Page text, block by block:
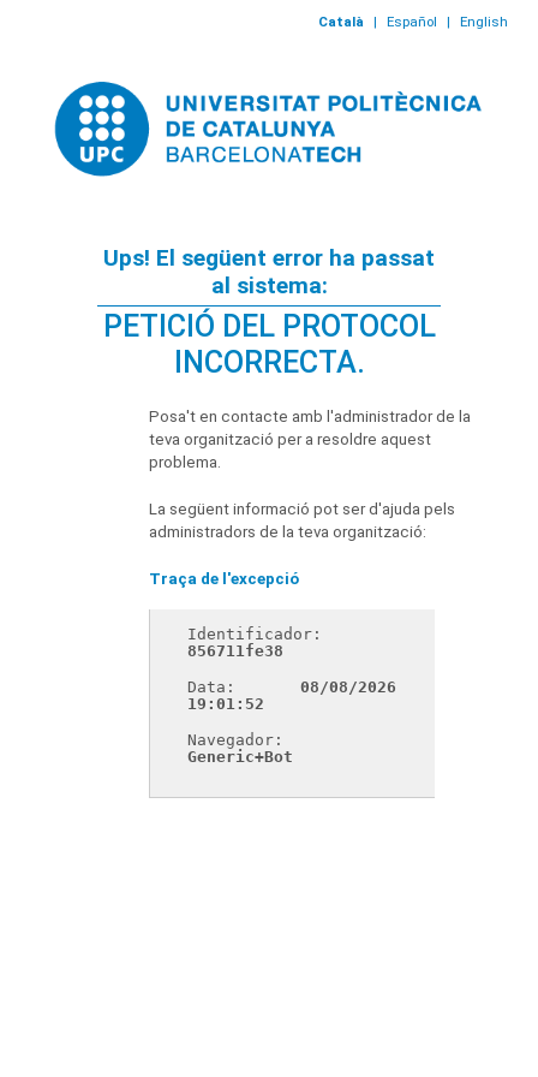
Català | Español | English
Ups! El següent error ha passat
al sistema:
PETICIÓ DEL PROTOCOL
INCORRECTA.
Posa't en contacte amb l'administrador de la
teva organització per a resoldre aquest
problema.
La següent informació pot ser d'ajuda pels
administradors de la teva organització:
Traça de l'excepció
856711fe38
Data:
08/08/2026
19:01:52
Generic+Bot